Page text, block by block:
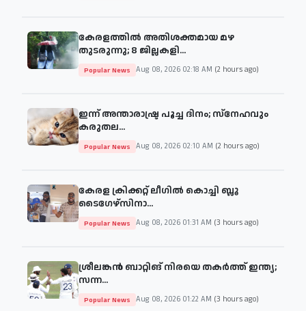
കേരളത്തിൽ അതിശക്തമായ മഴ
തുടരുന്നു; 8 ജില്ലകളി...
Popular News Aug 08, 2026 02:18 AM (2 hours ago)
ഇന്ന് അന്താരാഷ്ട്ര പൂച്ച ദിനം; സ്നേഹവും
കരുതല...
Popular News Aug 08, 2026 02:10 AM (2 hours ago)
കേരള ക്രിക്കറ്റ് ലീഗിൽ കൊച്ചി ബ്ലൂ
ടൈഗേഴ്സിനാ...
Popular News Aug 08, 2026 01:31 AM (3 hours ago)
ശ്രീലങ്കൻ ബാറ്റിങ് നിരയെ തകർത്ത് ഇന്ത്യ;
സന്ന...
Popular News Aug 08, 2026 01:22 AM (3 hours ago)